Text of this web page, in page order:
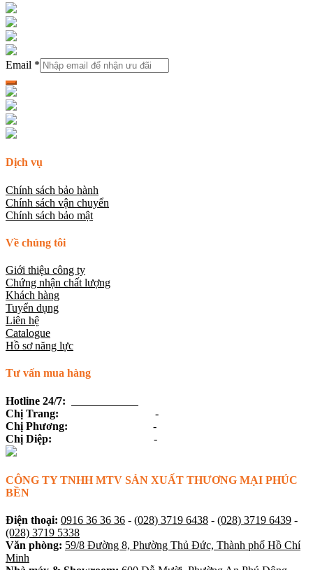
Email *
Dịch vụ
Chính sách bảo hành
Chính sách vận chuyển
Chính sách bảo mật
Về chúng tôi
Giới thiệu công ty
Chứng nhận chất lượng
Khách hàng
Tuyển dụng
Liên hệ
Catalogue
Hồ sơ năng lực
Tư vấn mua hàng
Hotline 24/7:
Chị Trang:
-
Chị Phương:
-
Chị Diệp:
-
CÔNG TY TNHH MTV SẢN XUẤT THƯƠNG MẠI PHÚC
BỀN
Điện thoại: 0916 36 36 36 - (028) 3719 6438 - (028) 3719 6439 -
(028) 3719 5338
Văn phòng: 59/8 Đường 8, Phường Thủ Đức, Thành phố Hồ Chí
Minh